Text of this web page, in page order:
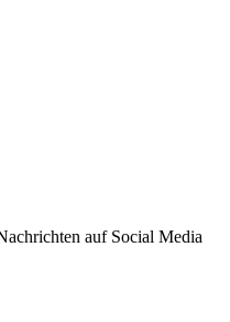
auf Social Media